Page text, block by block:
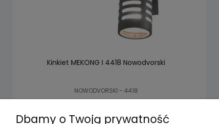
Kinkiet MEKONG I 4418 Nowodvorski
NOWODVORSKI - 4418
Najniższa cena:74,25 zł
Dbamy o Twoją prywatność